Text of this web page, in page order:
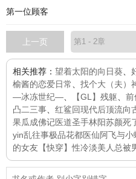
第一位顾客
上一页
相关推荐： 望着太阳的向日葵
榆酱的恋爱日常
找个大（夫）
—冰冻世纪—
【GL】残躯 前
凸二三事
红鲨回现代后顶流向
果瓜成佛记医道圣手林阳苏颜死
yin乱往事极品花都医仙阿飞与小
的女友 【快穿】性冷淡美人总被